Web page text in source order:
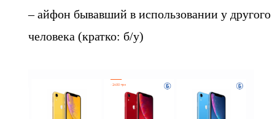
– айфон бывавший в использовании у другого
человека (кратко: б/у)